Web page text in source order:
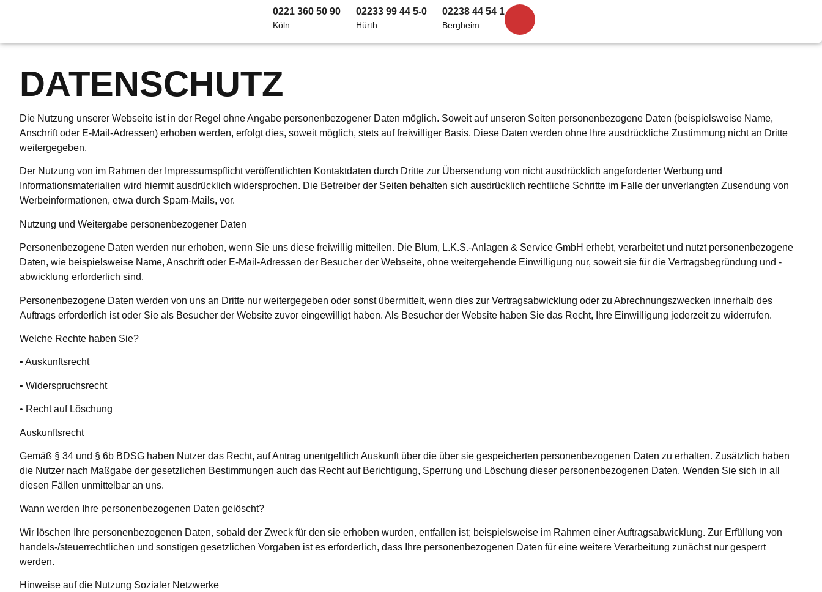
0221 360 50 90
Köln
02233 99 44 5-0
Hürth
02238 44 54 1
Bergheim
DATEN­SCHUTZ
Die Nutzung unserer Webseite ist in der Regel ohne Angabe personenbezogener Daten möglich. Soweit auf unseren Seiten personenbezogene Daten (beispielsweise Name,
Anschrift oder E-Mail-Adressen) erhoben werden, erfolgt dies, soweit möglich, stets auf freiwilliger Basis. Diese Daten werden ohne Ihre ausdrückliche Zustimmung nicht an Dritte
weitergegeben.
Der Nutzung von im Rahmen der Impressumspflicht veröffentlichten Kontaktdaten durch Dritte zur Übersendung von nicht ausdrücklich angeforderter Werbung und
Informationsmaterialien wird hiermit ausdrücklich widersprochen. Die Betreiber der Seiten behalten sich ausdrücklich rechtliche Schritte im Falle der unverlangten Zusendung von
Werbeinformationen, etwa durch Spam-Mails, vor.
Nutzung und Weitergabe personenbezogener Daten
Personenbezogene Daten werden nur erhoben, wenn Sie uns diese freiwillig mitteilen. Die Blum, L.K.S.-Anlagen & Service GmbH erhebt, verarbeitet und nutzt personenbezogene
Daten, wie beispielsweise Name, Anschrift oder E-Mail-Adressen der Besucher der Webseite, ohne weitergehende Einwilligung nur, soweit sie für die Vertragsbegründung und -
abwicklung erforderlich sind.
Personenbezogene Daten werden von uns an Dritte nur weitergegeben oder sonst übermittelt, wenn dies zur Vertragsabwicklung oder zu Abrechnungszwecken innerhalb des
Auftrags erforderlich ist oder Sie als Besucher der Website zuvor eingewilligt haben. Als Besucher der Website haben Sie das Recht, Ihre Einwilligung jederzeit zu widerrufen.
Welche Rechte haben Sie?
• Auskunftsrecht
• Widerspruchsrecht
• Recht auf Löschung
Auskunftsrecht
Gemäß § 34 und § 6b BDSG haben Nutzer das Recht, auf Antrag unentgeltlich Auskunft über die über sie gespeicherten personenbezogenen Daten zu erhalten. Zusätzlich haben
die Nutzer nach Maßgabe der gesetzlichen Bestimmungen auch das Recht auf Berichtigung, Sperrung und Löschung dieser personenbezogenen Daten. Wenden Sie sich in all
diesen Fällen unmittelbar an uns.
Wann werden Ihre personenbezogenen Daten gelöscht?
Wir löschen Ihre personenbezogenen Daten, sobald der Zweck für den sie erhoben wurden, entfallen ist; beispielsweise im Rahmen einer Auftragsabwicklung. Zur Erfüllung von
handels-/steuerrechtlichen und sonstigen gesetzlichen Vorgaben ist es erforderlich, dass Ihre personenbezogenen Daten für eine weitere Verarbeitung zunächst nur gesperrt
werden.
Hinweise auf die Nutzung Sozialer Netzwerke